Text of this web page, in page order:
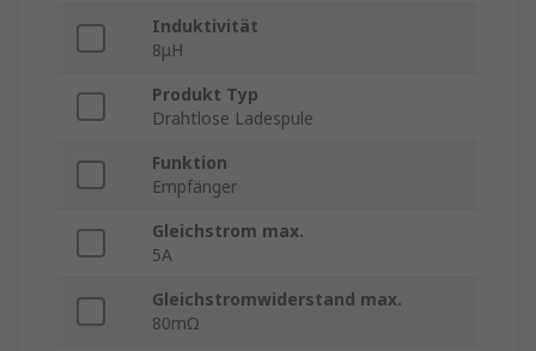
Induktivität
8μH
Produkt Typ
Drahtlose Ladespule
Funktion
Empfänger
Gleichstrom max.
5A
Gleichstromwiderstand max.
80mΩ